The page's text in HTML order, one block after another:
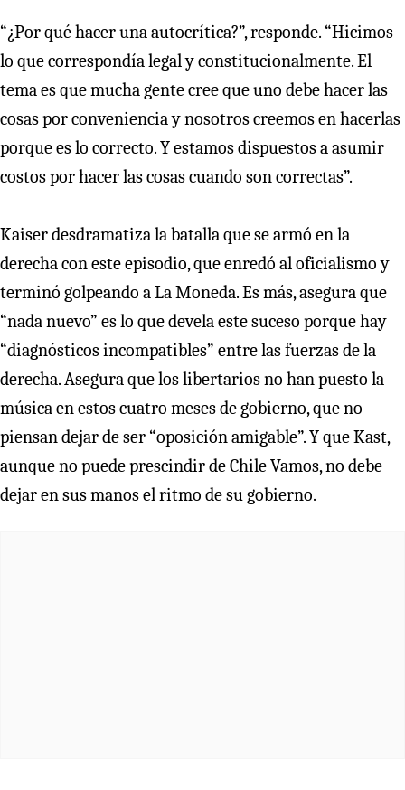
“¿Por qué hacer una autocrítica?”, responde. “Hicimos
lo que correspondía legal y constitucionalmente. El
tema es que mucha gente cree que uno debe hacer las
cosas por conveniencia y nosotros creemos en hacerlas
porque es lo correcto. Y estamos dispuestos a asumir
costos por hacer las cosas cuando son correctas”.
Kaiser desdramatiza la batalla que se armó en la
derecha con este episodio, que enredó al oficialismo y
terminó golpeando a La Moneda. Es más, asegura que
“nada nuevo” es lo que devela este suceso porque hay
“diagnósticos incompatibles” entre las fuerzas de la
derecha. Asegura que los libertarios no han puesto la
música en estos cuatro meses de gobierno, que no
piensan dejar de ser “oposición amigable”. Y que Kast,
aunque no puede prescindir de Chile Vamos, no debe
dejar en sus manos el ritmo de su gobierno.